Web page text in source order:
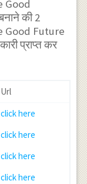
Good
की 2
Good Future
प्राप्त कर
Url
click here
click here
click here
click here